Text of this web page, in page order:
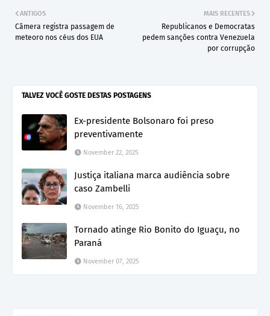
MAIS RECENTES
Republicanos e Democratas
pedem sanções contra Venezuela
por corrupção
ANTIGOS
Câmera registra passagem de
meteoro nos céus dos EUA
TALVEZ VOCÊ GOSTE DESTAS POSTAGENS
Ex-presidente Bolsonaro foi preso
preventivamente
November 22, 2025
Justiça italiana marca audiência sobre
caso Zambelli
November 16, 2025
Tornado atinge Rio Bonito do Iguaçu, no
Paraná
November 07, 2025